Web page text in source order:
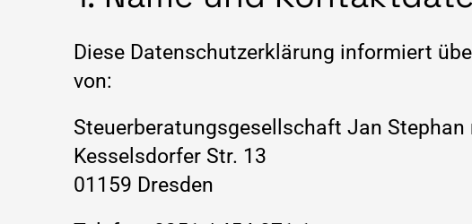
Diese Datenschutzerklärung informiert
von:
Steuerberatungsgesellschaft Jan Stephan
Kesselsdorfer Str. 13
01159 Dresden